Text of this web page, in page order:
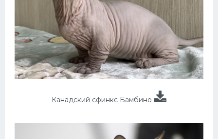
Канадский сфинкс Бамбино